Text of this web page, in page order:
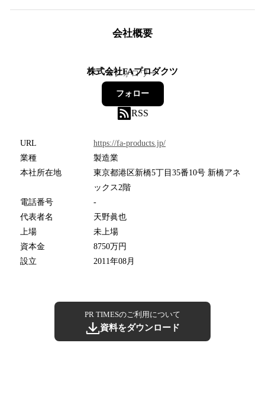
会社概要
株式会社FAプロダクツ
6フォロワー
フォロー
RSS
URL
https://fa-products.jp/
業種
製造業
本社所在地
東京都港区新橋5丁目35番10号 新橋アネ
ックス2階
電話番号
-
代表者名
天野眞也
上場
未上場
資本金
8750万円
設立
2011年08月
PR TIMESのご利用について
資料をダウンロード